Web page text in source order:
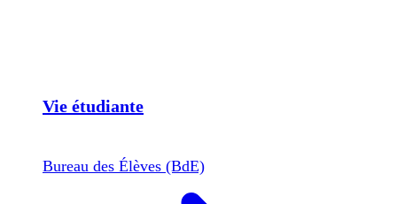
Vie étudiante
Bureau des Élèves (BdE)